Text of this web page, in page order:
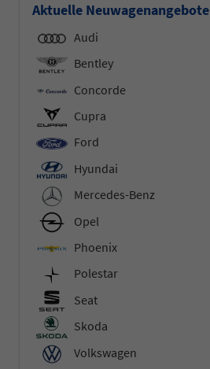
Aktuelle Neuwagenangebote
Audi
Bentley
Concorde
Cupra
Ford
Hyundai
Mercedes-Benz
Opel
Phoenix
Polestar
Seat
Skoda
Volkswagen